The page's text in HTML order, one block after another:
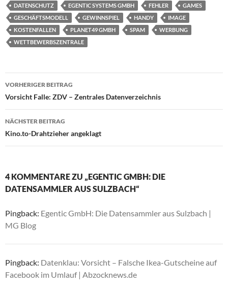
DATENSCHUTZ
EGENTIC SYSTEMS GMBH FEHLER
GAMES
GESCHÄFTSMODELL
GEWINNSPIEL HANDY
IMAGE
KOSTENFALLEN
PLANET49 GMBH SPAM
WERBUNG
WETTBEWERBSZENTRALE
Beitragsnavigation
VORHERIGER BEITRAG
Vorsicht Falle: ZDV – Zentrales Datenverzeichnis
NÄCHSTER BEITRAG
Kino.to-Drahtzieher angeklagt
4 KOMMENTARE ZU „EGENTIC GMBH: DIE
DATENSAMMLER AUS SULZBACH“
Pingback: Egentic GmbH: Die Datensammler aus Sulzbach |
MG Blog
Pingback: Datenklau: Vorsicht – Falsche Ikea-Gutscheine auf
Facebook im Umlauf | Abzocknews.de